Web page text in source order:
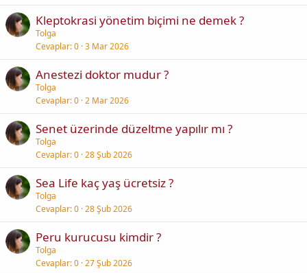
Kleptokrasi yönetim biçimi ne demek ?
Tolga
Cevaplar 0 3 Mar 2026
Anestezi doktor mudur ?
Tolga
Cevaplar 0 2 Mar 2026
Senet üzerinde düzeltme yapılır mı ?
Tolga
Cevaplar 0 28 Şub 2026
Sea Life kaç yaş ücretsiz ?
Tolga
Cevaplar 0 28 Şub 2026
Peru kurucusu kimdir ?
Tolga
Cevaplar 0 27 Şub 2026